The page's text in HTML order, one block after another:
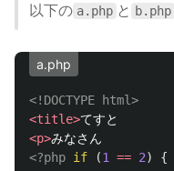
以下の a.php と b.php
a.php
<!DOCTYPE html>
<title>
<p>
<?php if (1 == 2) {